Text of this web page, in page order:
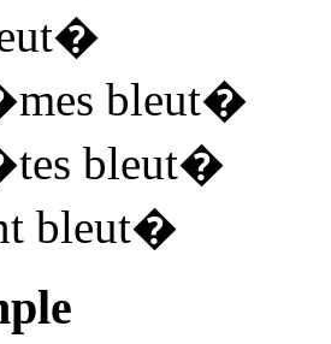
�
bleut�
bleut�
bleut�